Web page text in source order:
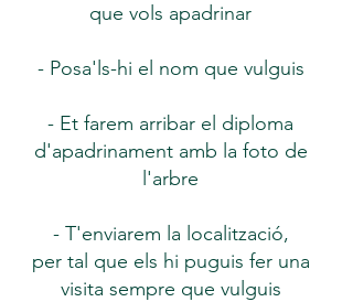
que vols apadrinar
- Posa'ls-hi el nom que vulguis
- Et farem arribar el diploma
d'apadrinament amb la foto de
l'arbre
- T'enviarem la localització,
per tal que els hi puguis fer una
visita sempre que vulguis